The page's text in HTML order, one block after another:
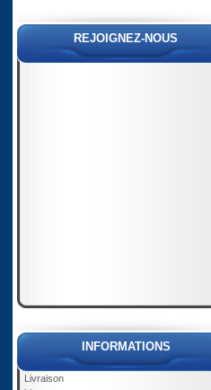
REJOIGNEZ-NOUS
INFORMATIONS
Livraison